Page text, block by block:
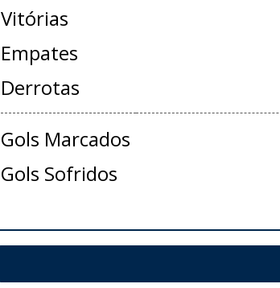
Vitórias
Empates
Derrotas
Gols Marcados
Gols Sofridos